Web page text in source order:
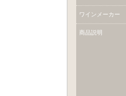
ワインメーカー
商品説明